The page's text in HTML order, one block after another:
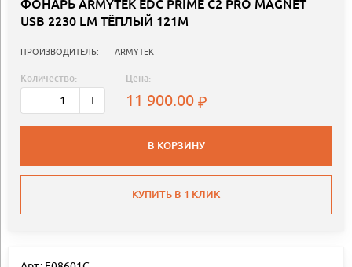
ФОНАРЬ ARMYTEK EDC PRIME C2 PRO MAGNET
USB 2230 LM ТЁПЛЫЙ 121М
ПРОИЗВОДИТЕЛЬ: ARMYTEK
Количество:
- +
Цена:
11 900.00
В КОРЗИНУ
КУПИТЬ В 1 КЛИК